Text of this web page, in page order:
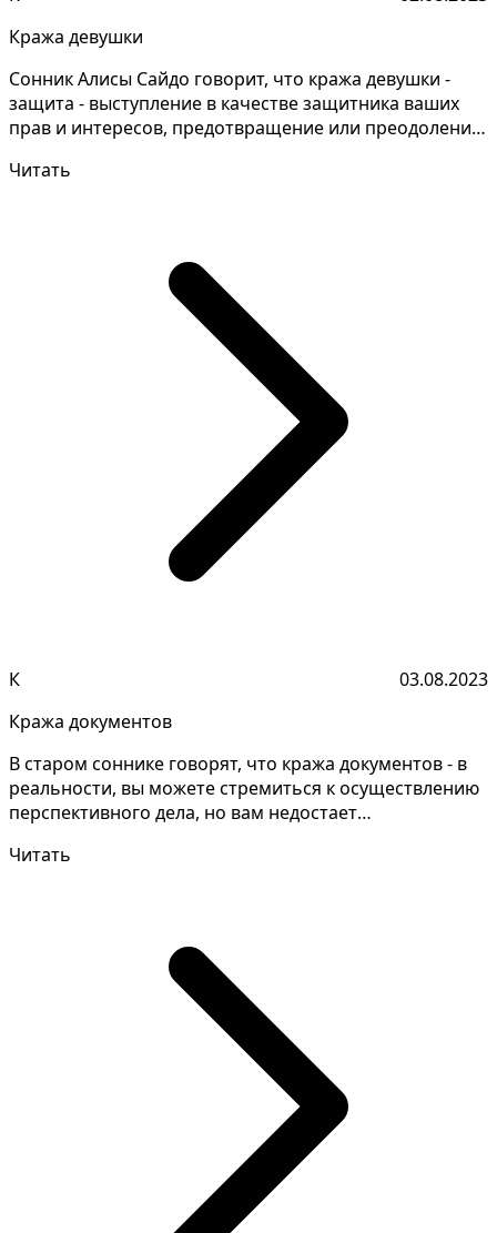
Кража девушки
Сонник Алисы Сайдо говорит, что кража девушки -
защита - выступление в качестве защитника ваших
прав и интересов, предотвращение или преодоление
Читать
К
03.08.2023
Кража документов
В старом соннике говорят, что кража документов - в
реальности, вы можете стремиться к осуществлению
перспективного дела, но вам недостает
Читать